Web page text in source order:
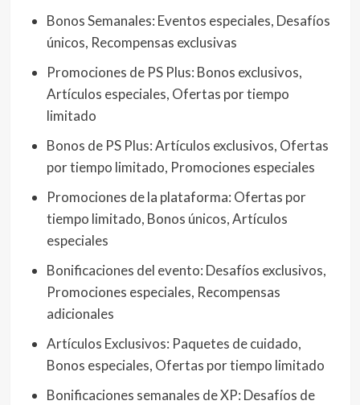
Bonos Semanales: Eventos especiales, Desafíos
únicos, Recompensas exclusivas
Promociones de PS Plus: Bonos exclusivos,
Artículos especiales, Ofertas por tiempo
limitado
Bonos de PS Plus: Artículos exclusivos, Ofertas
por tiempo limitado, Promociones especiales
Promociones de la plataforma: Ofertas por
tiempo limitado, Bonos únicos, Artículos
especiales
Bonificaciones del evento: Desafíos exclusivos,
Promociones especiales, Recompensas
adicionales
Artículos Exclusivos: Paquetes de cuidado,
Bonos especiales, Ofertas por tiempo limitado
Bonificaciones semanales de XP: Desafíos de